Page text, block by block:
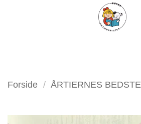
FILTER
Forside / ÅRTIERNES BEDSTE